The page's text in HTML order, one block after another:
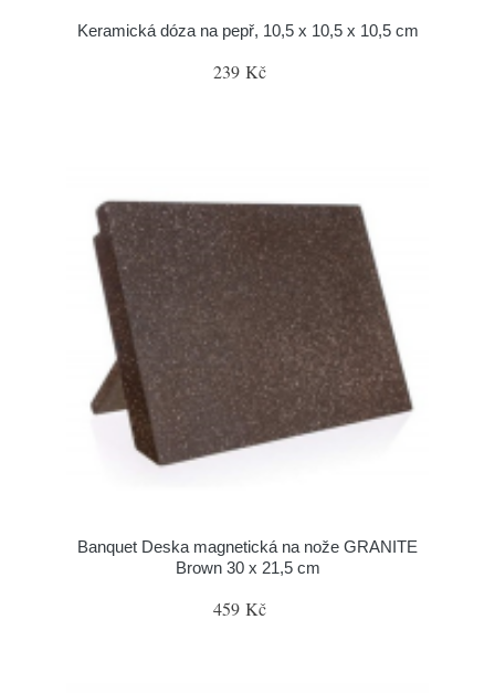
Keramická dóza na pepř, 10,5 x 10,5 x 10,5 cm
239 Kč
Banquet Deska magnetická na nože GRANITE
Brown 30 x 21,5 cm
459 Kč